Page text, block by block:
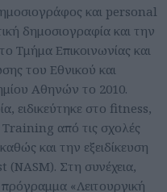
και personal
δημοσιογραφία και την
Τμήμα Επικοινωνίας και
του Εθνικού και
Αθηνών το 2010.
ειδικεύτηκε στο fitness,
από τις σχολές
και την εξειδίκευση
Στη συνέχεια,
«Λειτουργική